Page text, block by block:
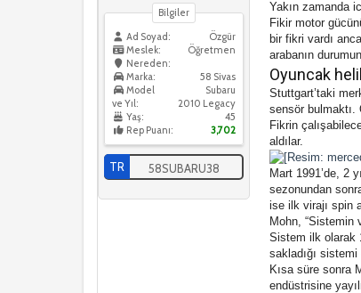
Bilgiler
Ad Soyad:
Özgür
Meslek:
Öğretmen
Nereden:
58 Sivas
Marka:
Subaru
Model
ve Yıl:
2010 Legacy
Yaş:
45
Rep Puanı:
3,702
TR 58SUBARU38
Yakın zamanda
Fikir motor
bir fikri vardı
arabanın
Oyuncak
Stuttgart’taki
sensör bulmaktı.
Fikrin
aldılar.
Mart 1991’de, 2
sezonundan
ise ilk virajı spin
Mohn, “Sistemin
Sistem ilk olarak
sakladığı
Kısa süre sonra
endüstrisine